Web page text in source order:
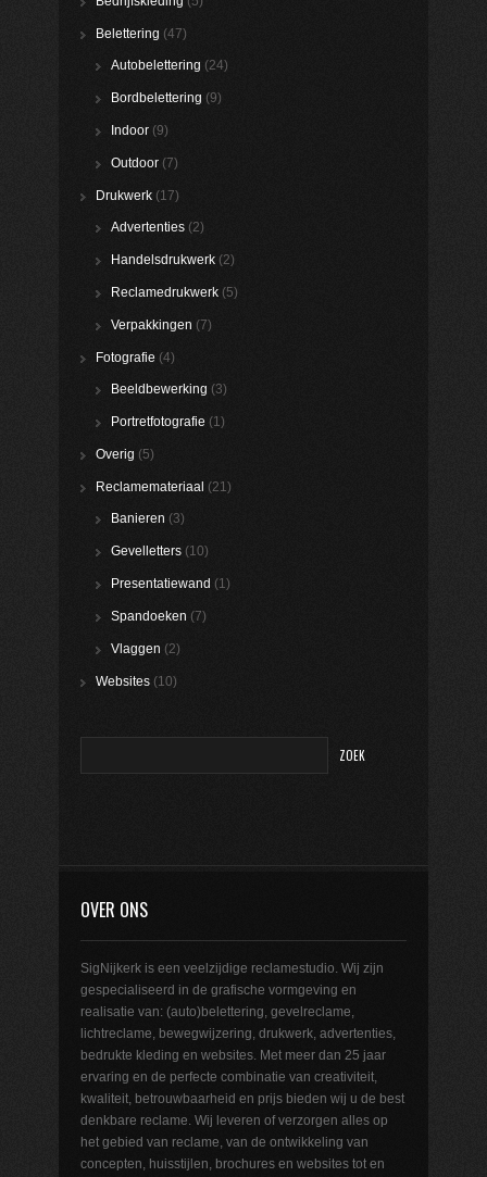
Belettering (47)
Autobelettering (24)
Bordbelettering (9)
Indoor (9)
Outdoor (7)
Drukwerk (17)
Advertenties (2)
Handelsdrukwerk (2)
Reclamedrukwerk (5)
Verpakkingen (7)
Fotografie (4)
Beeldbewerking (3)
Portretfotografie (1)
Overig (5)
Reclamemateriaal (21)
Banieren (3)
Gevelletters (10)
Presentatiewand (1)
Spandoeken (7)
Vlaggen (2)
Websites (10)
OVER ONS
SigNijkerk is een veelzijdige reclamestudio. Wij zijn
gespecialiseerd in de grafische vormgeving en
realisatie van: (auto)belettering, gevelreclame,
lichtreclame, bewegwijzering, drukwerk, advertenties,
bedrukte kleding en websites. Met meer dan 25 jaar
ervaring en de perfecte combinatie van creativiteit,
kwaliteit, betrouwbaarheid en prijs bieden wij u de best
denkbare reclame. Wij leveren of verzorgen alles op
het gebied van reclame, van de ontwikkeling van
concepten, huisstijlen, brochures en websites tot en